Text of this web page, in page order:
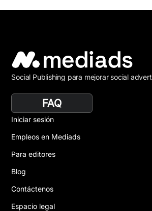
Social Publishing para mejorar social
FAQ
Iniciar sesión
Empleos en Mediads
Para editores
Blog
Contáctenos
Espacio legal